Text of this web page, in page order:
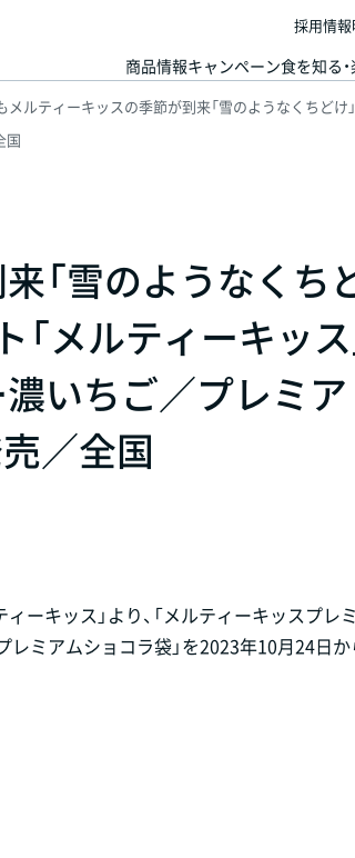
商品情報キャンペーン食を知る
採用情報
メルティーキッスの季節が到来「雪のようなくちどけ
国
「雪のようなくち
メルティーキッス
いちご／プレミア
／全国
ーキッス」より、「メルティーキッスプレ
レミアムショコラ袋」を2023年10月24日か